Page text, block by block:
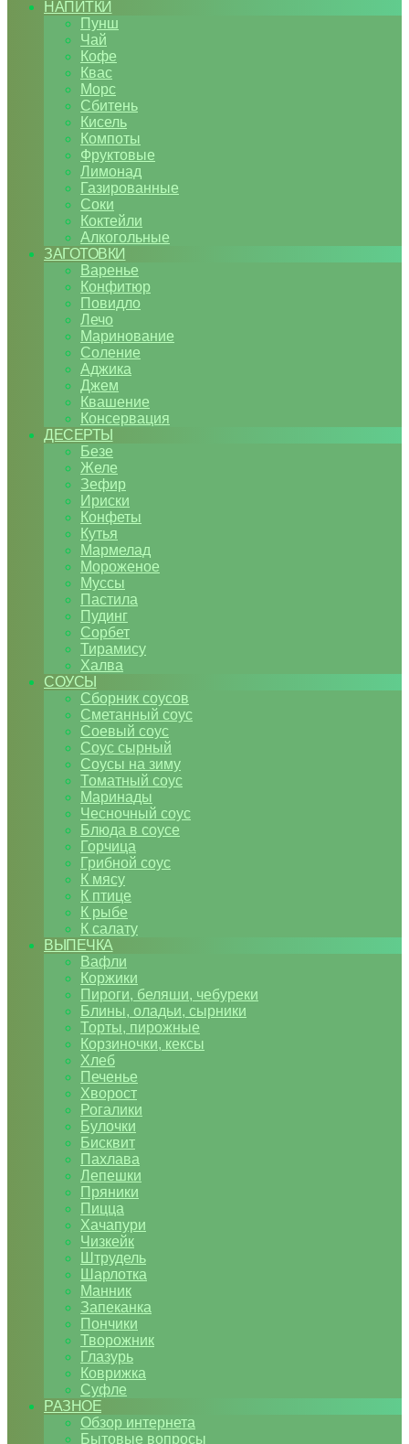
НАПИТКИ
Пунш
Чай
Кофе
Квас
Морс
Сбитень
Кисель
Компоты
Фруктовые
Лимонад
Газированные
Соки
Коктейли
Алкогольные
ЗАГОТОВКИ
Варенье
Конфитюр
Повидло
Лечо
Маринование
Соление
Аджика
Джем
Квашение
Консервация
ДЕСЕРТЫ
Безе
Желе
Зефир
Ириски
Конфеты
Кутья
Мармелад
Мороженое
Муссы
Пастила
Пудинг
Сорбет
Тирамису
Халва
СОУСЫ
Сборник соусов
Сметанный соус
Соевый соус
Соус сырный
Соусы на зиму
Томатный соус
Маринады
Чесночный соус
Блюда в соусе
Горчица
Грибной соус
К мясу
К птице
К рыбе
К салату
ВЫПЕЧКА
Вафли
Коржики
Пироги, беляши, чебуреки
Блины, оладьи, сырники
Торты, пирожные
Корзиночки, кексы
Хлеб
Печенье
Хворост
Рогалики
Булочки
Бисквит
Пахлава
Лепешки
Пряники
Пицца
Хачапури
Чизкейк
Штрудель
Шарлотка
Манник
Запеканка
Пончики
Творожник
Глазурь
Коврижка
Суфле
РАЗНОЕ
Обзор интернета
Бытовые вопросы